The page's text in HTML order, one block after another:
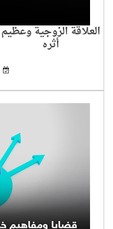
العلاقة الزوجية وعظيم
أثره